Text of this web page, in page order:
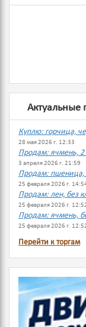
Актуальные
Куплю: горчица,
28 мая 2026 г. 12:33
Продам: ячмень, 2
3 апреля 2026 г. 21:59
Продам: пшеница,
25 февраля 2026 г.
Продам: лен, без
25 февраля 2026 г.
Продам: ячмень,
25 февраля 2026 г.
Перейти к торгам